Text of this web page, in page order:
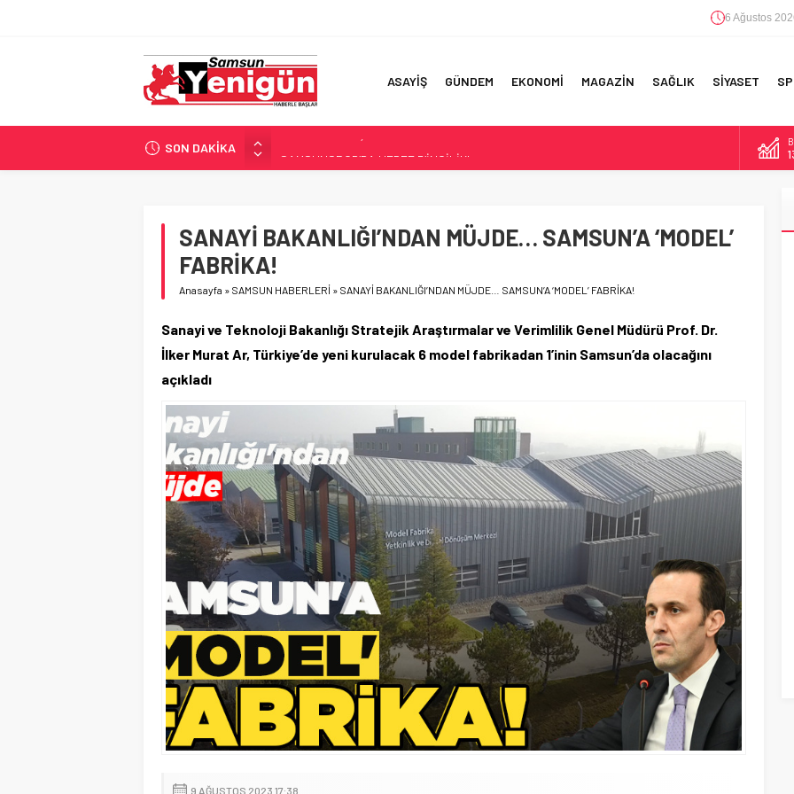
6 Ağustos
ASAYİŞ GÜNDEM EKONOMİ MAGAZİN SAĞLIK SİYASET
SON DAKİKA
‘BAFRA’YA YATIRIM YAPIN!’
YÖNETİCİ SEÇERKEN YAPILAN EN BÜYÜK HATALAR
SANAYİ BAKANLIĞI’NDAN MÜJDE… SAMSUN’A ‘MODEL’
FABRİKA!
Anasayfa » SAMSUN HABERLERİ » SANAYİ BAKANLIĞI’NDAN MÜJDE… SAMSUN’A ‘MODEL’ FABRİKA!
Sanayi ve Teknoloji Bakanlığı Stratejik Araştırmalar ve Verimlilik Genel Müdürü Prof. Dr.
İlker Murat Ar, Türkiye’de yeni kurulacak 6 model fabrikadan 1’inin Samsun’da olacağını
açıkladı
9 AĞUSTOS 2023 17:38